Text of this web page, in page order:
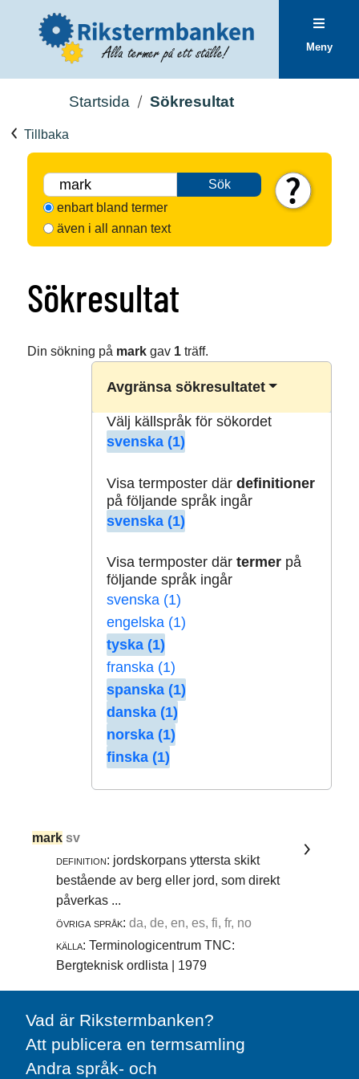
Meny
Startsida Sökresultat
Tillbaka
Sök
enbart bland termer
även i all annan text
Sökresultat
Din sökning på markgav 1träff.
Avgränsa sökresultatet
Välj källspråk för sökordet
svenska (1)
Visa termposter där definitioner
på följande språk ingår
svenska (1)
Visa termposter där termerpå
följande språk ingår
svenska (1)
engelska (1)
tyska (1)
franska (1)
spanska (1)
danska (1)
norska (1)
finska (1)
mark sv
definition: jordskorpans yttersta skikt
bestående av berg eller jord, som direkt
påverkas ...
övriga språk: da, de, en, es, fi, fr, no
källa: Terminologicentrum TNC:
Bergteknisk ordlista | 1979
Vad är Rikstermbanken?
Att publicera en termsamling
Andra språk- och